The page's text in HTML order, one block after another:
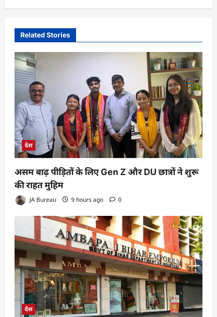
Related Stories
देश
असम बाढ़ पीड़ितों के लिए Gen Z और DU छात्रों ने शुरू
की राहत मुहिम
JA Bureau 9 hours ago 0
देश